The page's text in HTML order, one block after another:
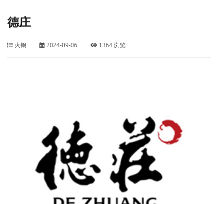
德庄
火锅 2024-09-06 1364 浏览